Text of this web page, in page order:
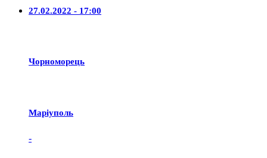
27.02.2022 - 17:00
Чорноморець
Маріуполь
-